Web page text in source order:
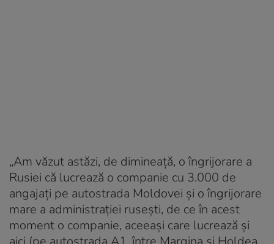
„Am văzut astăzi, de dimineaţă, o îngrijorare a
Rusiei că lucrează o companie cu 3.000 de
angajaţi pe autostrada Moldovei şi o îngrijorare
mare a administraţiei ruseşti, de ce în acest
moment o companie, aceeaşi care lucrează şi